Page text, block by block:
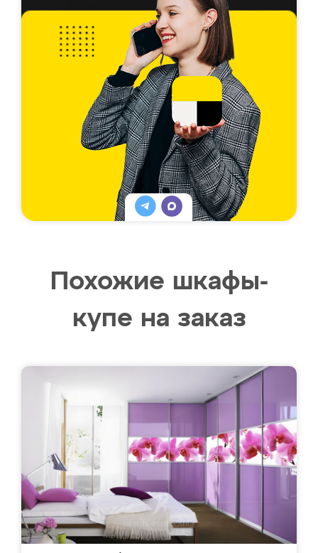
Похожие шкафы-
купе на заказ